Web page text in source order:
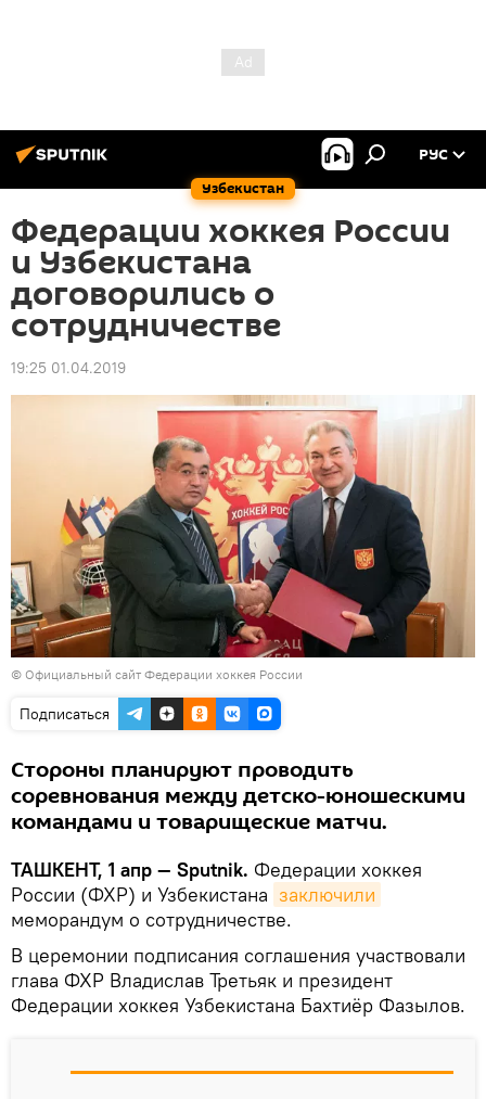
Узбекистан
РУС
Федерации хоккея России
и Узбекистана
договорились о
сотрудничестве
19:25 01.04.2019
© Официальный сайт Федерации хоккея России
Подписаться
Стороны планируют проводить
соревнования между детско-юношескими
командами и товарищеские матчи.
ТАШКЕНТ, 1 апр — Sputnik. Федерации хоккея
России (ФХР) и Узбекистана заключили
меморандум о сотрудничестве.
В церемонии подписания соглашения участвовали
глава ФХР Владислав Третьяк и президент
Федерации хоккея Узбекистана Бахтиёр Фазылов.